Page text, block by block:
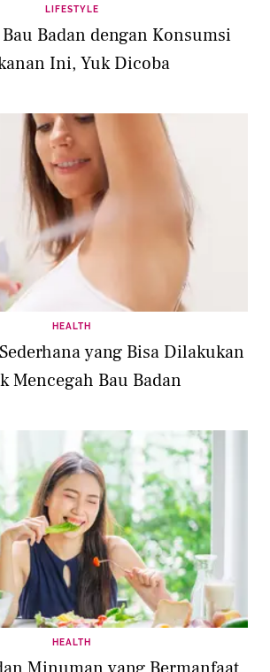
LIFESTYLE
Badan dengan Konsumsi
Ini, Yuk Dicoba
HEALTH
yang Bisa Dilakukan
Mencegah Bau Badan
HEALTH